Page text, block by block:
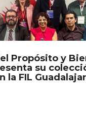
Propósito y
su
la FIL